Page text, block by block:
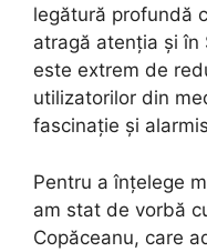
legătură profundă
atragă atenția și în
este extrem de
utilizatorilor din
fascinație și
Pentru a înțelege
am stat de vorbă
Copăceanu, care